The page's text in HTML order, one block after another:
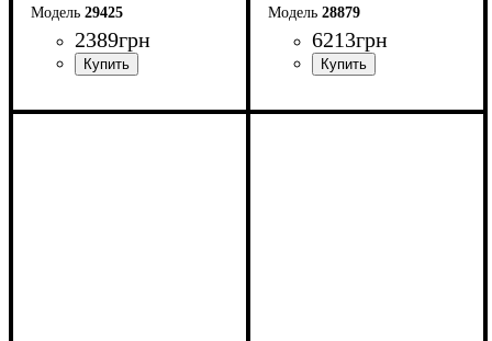
29425
2389грн
Ширина: 42,5 см
28879
6213грн
Ширина: 140 (+40) см